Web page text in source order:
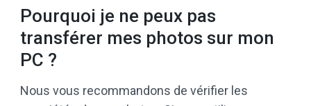
Pourquoi je ne peux pas
transférer mes photos sur mon
PC ?
Nous vous recommandons de vérifier les